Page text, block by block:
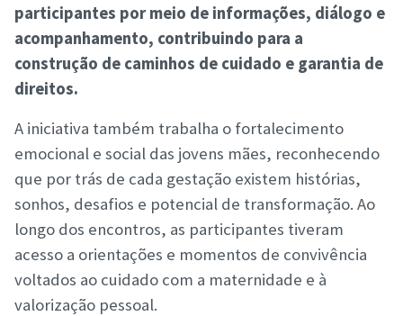
participantes por meio de informações, diálogo e
acompanhamento, contribuindo para a
construção de caminhos de cuidado e garantia de
direitos.
A iniciativa também trabalha o fortalecimento
emocional e social das jovens mães, reconhecendo
que por trás de cada gestação existem histórias,
sonhos, desafios e potencial de transformação. Ao
longo dos encontros, as participantes tiveram
acesso a orientações e momentos de convivência
voltados ao cuidado com a maternidade e à
valorização pessoal.